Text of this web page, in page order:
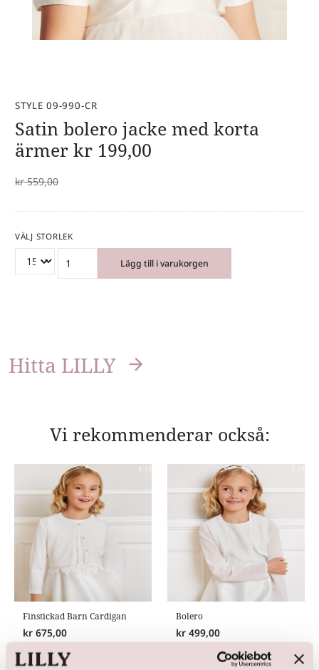
STYLE 09-990-CR
Satin bolero jacke med korta
ärmer kr 199,00
kr 559,00
VÄLJ STORLEK
Lägg till i varukorgen
Hitta LILLY
Vi rekommenderar också:
Finstickad Barn Cardigan
kr 675,00
Bolero
kr 499,00